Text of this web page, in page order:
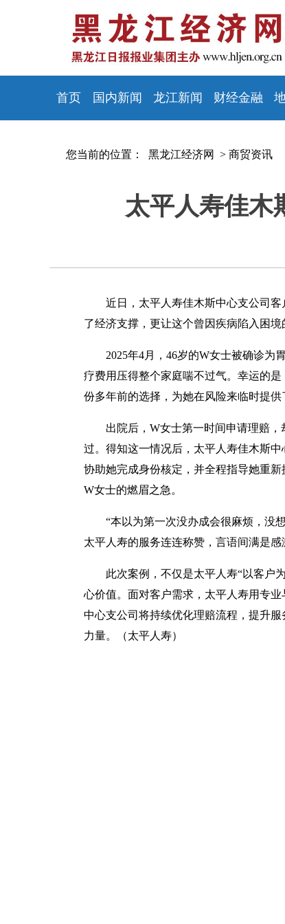
首页 国内新闻 龙江新闻 财经金融
您当前的位置： 黑龙江经济网 > 商贸资讯
太平人寿佳木
近日，太平人寿佳木斯中心支公司
了经济支撑，更让这个曾因疾病陷入困境
2025年4月，46岁的W女士被确诊为
疗费用压得整个家庭喘不过气。幸运的
份多年前的选择，为她在风险来临时提供
出院后，W女士第一时间申请理赔
过。得知这一情况后，太平人寿佳木斯
协助她完成身份核定，并全程指导她重
W女士的燃眉之急。
“本以为第一次没办成会很麻烦，没
太平人寿的服务连连称赞，言语间满是感
此次案例，不仅是太平人寿“以客户
心价值。面对客户需求，太平人寿用专
中心支公司将持续优化理赔流程，提升
力量。（太平人寿）